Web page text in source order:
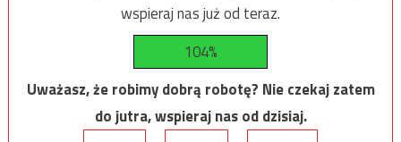
wspieraj nas już od teraz.
104%
Uważasz, że robimy dobrą robotę? Nie czekaj zatem
do jutra, wspieraj nas od dzisiaj.